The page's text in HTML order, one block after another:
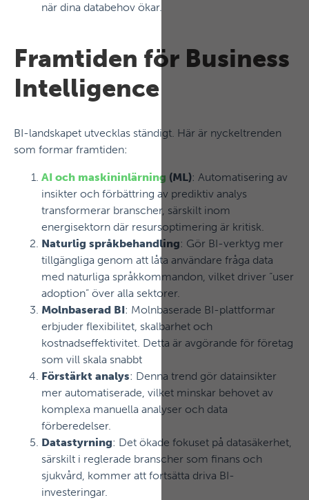
när dina databehov ökar.
Framtiden för Business
Intelligence
BI-landskapet utvecklas ständigt. Här är nyckeltrenden
som formar framtiden:
AI och maskininlärning (ML): Automatisering av
insikter och förbättring av prediktiv analys
transformerar branscher, särskilt inom
energisektorn där resursoptimering är kritisk.
Naturlig språkbehandling: Gör BI-verktyg mer
tillgängliga genom att låta användare fråga data
med naturliga språkkommandon, vilket driver “user
adoption” över alla sektorer.
Molnbaserad BI: Molnbaserade BI-plattformar
erbjuder flexibilitet, skalbarhet och
kostnadseffektivitet. Detta är avgörande för företag
som vill skala snabbt
Förstärkt analys: Denna trend gör datainsikter
mer automatiserade, vilket minskar behovet av
komplexa manuella analyser och data
förberedelser.
Datastyrning: Det ökade fokuset på datasäkerhet,
särskilt i reglerade branscher som finans och
sjukvård, kommer att fortsätta driva BI-
investeringar.